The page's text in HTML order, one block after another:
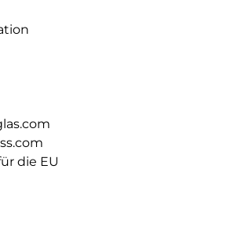
Farben: Silver, Deep Blue und Cosmic
die Installation ist kinderleicht und sitzt
Fender von PanzerGlass
mit einzigartigem Kameraschutz – echt
(GRS) = Die GRS ist eine
die Anforderungen an recycelte
z.B. in Bezug auf Rückverfolgbarkeit,
und Umweltauswirkungen.
die EU